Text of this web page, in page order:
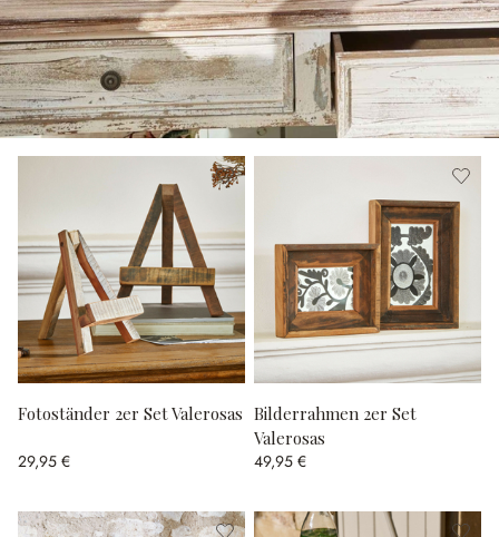
Fotoständer 2er Set Valerosas
29,95 €
Bilderrahmen 2er Set
Valerosas
49,95 €